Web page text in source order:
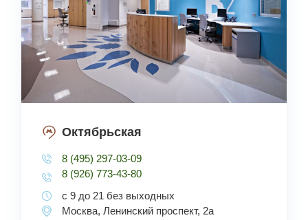
Октябрьская
8 (495) 297-03-09
8 (926) 773-43-80
с 9 до 21 без выходных
Москва, Ленинский проспект, 2а